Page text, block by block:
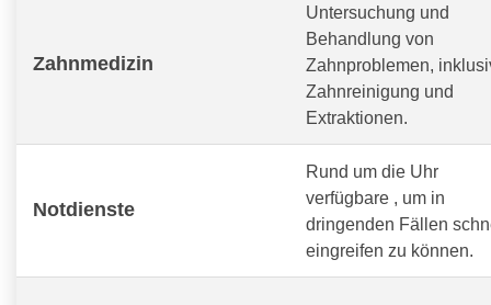
Zahnmedizin
Untersuchung und
Behandlung von
Zahnproblemen,
Zahnreinigung und
Extraktionen.
Notdienste
Rund um die Uhr
verfügbare , um in
dringenden Fällen
eingreifen zu können.